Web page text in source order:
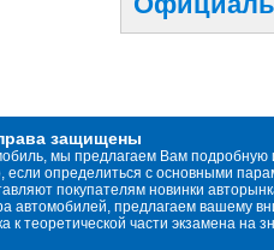
защищены
мы предлагаем Вам
определиться с основными
покупателям новинки
автомобилей, предлагаем вашему
к теоретической части экзамена